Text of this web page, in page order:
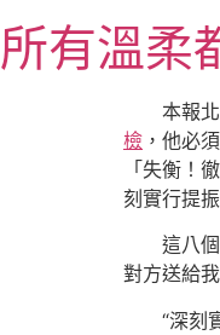
至
主所有溫柔
本報
檢 ，他必
「失衡！
刻實行提
這八
對方送給
“深刻